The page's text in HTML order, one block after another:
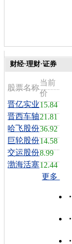
财经·理财·证券
股票名称
当前
价
晋亿实业15.84
晋西车轴21.81
哈飞股份36.92
巨轮股份14.58
交运股份8.99
渤海活塞12.44
更多